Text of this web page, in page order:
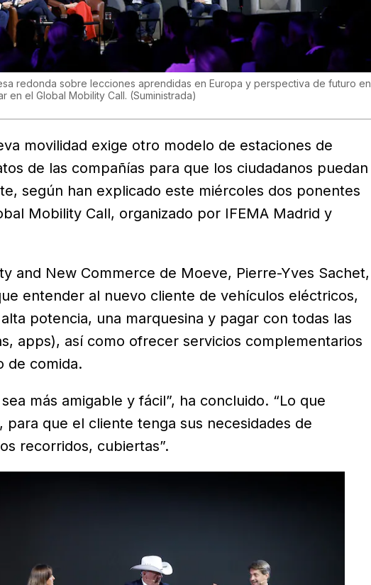
redonda sobre lecciones aprendidas en Europa y perspectiva de futuro en
en el Global Mobility Call. (Suministrada)
movilidad exige otro modelo de estaciones de
de las compañías para que los ciudadanos puedan
según han explicado este miércoles dos ponentes
Mobility Call, organizado por IFEMA Madrid y
and New Commerce de Moeve, Pierre-Yves Sachet,
entender al nuevo cliente de vehículos eléctricos,
potencia, una marquesina y pagar con todas las
apps), así como ofrecer servicios complementarios
de comida.
más amigable y fácil”, ha concluido. “Lo que
que el cliente tenga sus necesidades de
recorridos, cubiertas”.